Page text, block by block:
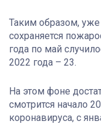
Таким образом, уже
сохраняется
года по май
2022 года – 23.
На этом фоне
смотрится начало
коронавируса, с